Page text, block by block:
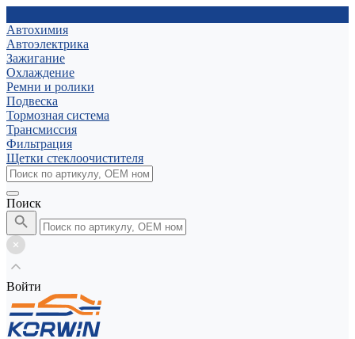
Автохимия
Автоэлектрика
Зажигание
Охлаждение
Ремни и ролики
Подвеска
Тормозная система
Трансмиссия
Фильтрация
Щетки стеклоочистителя
Поиск
Войти